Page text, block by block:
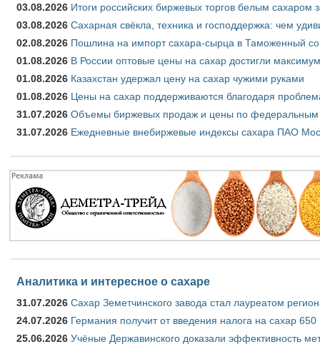
03.08.2026 Итоги российских биржевых торгов белым сахаром
03.08.2026 Сахарная свёкла, техника и господдержка: чем
02.08.2026 Пошлина на импорт сахара-сырца в Таможенный
01.08.2026 В России оптовые цены на сахар достигли
01.08.2026 Казахстан удержал цену на сахар чужими руками
01.08.2026 Цены на сахар поддерживаются благодаря
31.07.2026 Объемы биржевых продаж и цены по федеральным
31.07.2026 Ежедневные внебиржевые индексы сахара ПАО
Аналитика и интересное о сахаре
31.07.2026 Сахар Земетчинского завода стал лауреатом
24.07.2026 Германия получит от введения налога на сахар
25.06.2026 Учёные Державинского доказали эффективность